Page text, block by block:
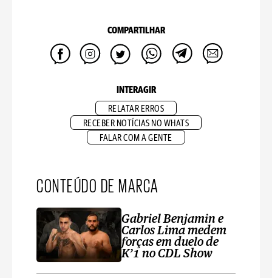
COMPARTILHAR
INTERAGIR
RELATAR ERROS
RECEBER NOTÍCIAS NO WHATS
FALAR COM A GENTE
CONTEÚDO DE MARCA
Gabriel Benjamin e
Carlos Lima medem
forças em duelo de
K’1 no CDL Show